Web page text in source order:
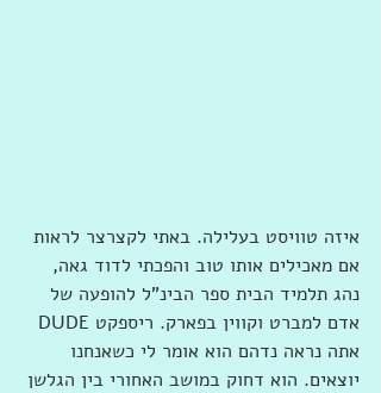
איזה טוויסט בעלילה. באתי לקצרצר לראות
אם מאכילים אותו טוב והפכתי לדוד גאה,
נהג תלמיד הבית ספר הבינ"ל להופעה של
אדם למברט וקווין בפארק. ריספקט DUDE
אתה נראה נדהם הוא אומר לי כשאנחנו
יוצאים. הוא דחוק במושב האחורי בין הגלשן